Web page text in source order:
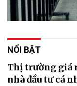
NỔI BẬT
Thị trường giá
nhà đầu tư cá